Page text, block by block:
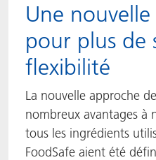
Une
pour plus de
flexibilité
La nouvelle approche
nombreux avantages à
tous les ingrédients
FoodSafe aient été